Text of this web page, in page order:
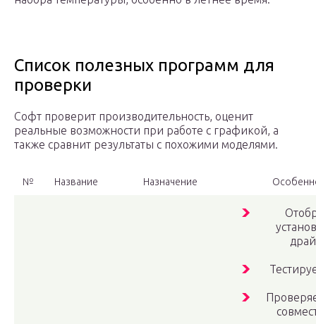
Список полезных программ для
проверки
Софт проверит производительность, оценит
реальные возможности при работе с графикой, а
также сравнит результаты с похожими моделями.
№ Название Назначение